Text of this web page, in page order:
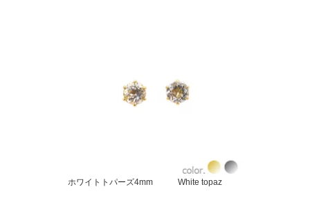
ホワイトトパーズ4mm White topaz